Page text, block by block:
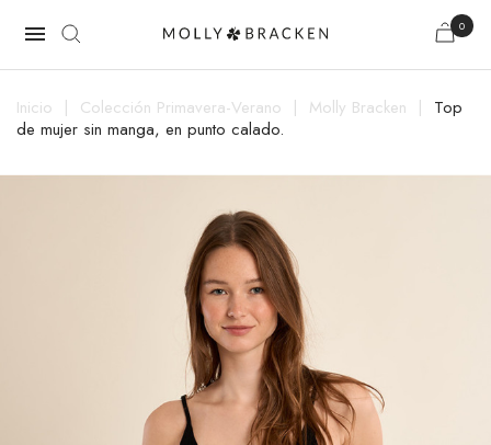
 0
Inicio Colección Primavera-Verano Molly Bracken
Top
de mujer sin manga, en punto calado.